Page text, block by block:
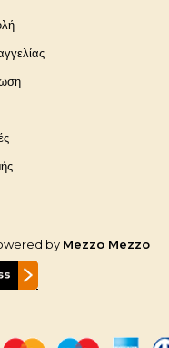
by Mezzo Mezzo